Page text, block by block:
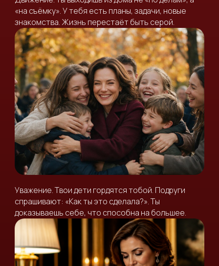
«на съёмку». У тебя есть планы, задачи, новые
знакомства. Жизнь перестаёт быть серой.
Уважение. Твои дети гордятся тобой. Подруги
спрашивают: «Как ты это сделала?». Ты
доказываешь себе, что способна на большее.